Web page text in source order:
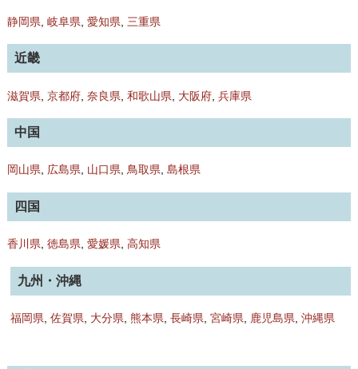
静岡県 岐阜県 愛知県 三重県
近畿
滋賀県 京都府, 奈良県 和歌山県 大阪府, 兵庫県
中国
岡山県, 広島県, 山口県, 鳥取県, 島根県
四国
香川県, 徳島県, 愛媛県, 高知県
九州・沖縄
福岡県 ,佐賀県 大分県 ,熊本県 ,長崎県 ,宮崎県 鹿児島県 ,沖縄県